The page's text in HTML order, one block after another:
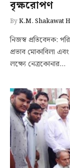
বৃক্ষরোপণ
ByK.M. Shakawat
নিজস্ব প্রতিবেদক:
প্রভাব মোকাবিলা
লক্ষ্যে নেত্রকোনার…